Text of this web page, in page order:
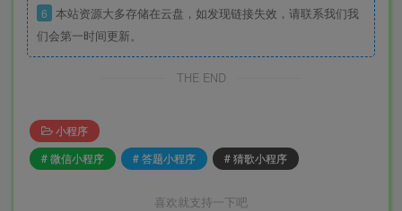
6 本站资源大多存储在云盘，如发现链接失效，请联系我们我
们会第一时间更新。
THE END
小程序
# 微信小程序
# 答题小程序 # 猜歌小程序
喜欢就支持一下吧